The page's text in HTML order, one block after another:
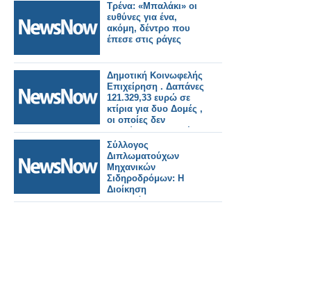
Τρένα: «Μπαλάκι» οι
ευθύνες για ένα,
ακόμη, δέντρο που
έπεσε στις ράγες
Δημοτική Κοινωφελής
Επιχείρηση . Δαπάνες
121.329,33 ευρώ σε
κτίρια για δυο Δομές ,
οι οποίες δεν
λειτούργησαν ποτέ.
Δημοτικοί Σύμβουλοι
υπάρχουν; Η
υπόθεση χρήζει ναι ή
όχι πολλαπλού
ελέγχου; Έχουν ή δεν
έχουν πολλοί ευθύνες
Σύλλογος
Διπλωματούχων
Μηχανικών
Σιδηροδρόμων: Η
Διοίκηση
«Σιδηρόδρομοι